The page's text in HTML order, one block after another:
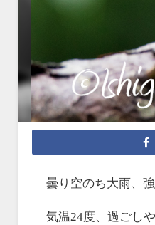
曇り空のち大雨、
気温24度、過ごし